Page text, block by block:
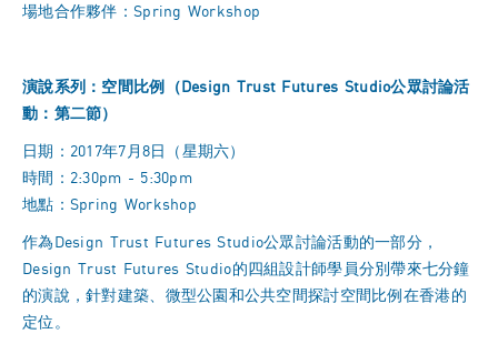
場地合作夥伴：Spring Workshop
演說系列：空間比例（Design Trust Futures Studio公眾討論活
動：第二節）
日期：2017年7月8日（星期六）
時間：2:30pm - 5:30pm
地點：Spring Workshop
作為Design Trust Futures Studio公眾討論活動的一部分，
Design Trust Futures Studio的四組設計師學員分別帶來七分鐘
的演說，針對建築、微型公園和公共空間探討空間比例在香港的
定位。